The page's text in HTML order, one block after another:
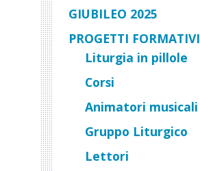
GIUBILEO 2025
PROGETTI FORMATIVI
Liturgia in pillole
Corsi
Animatori musicali
Gruppo Liturgico
Lettori